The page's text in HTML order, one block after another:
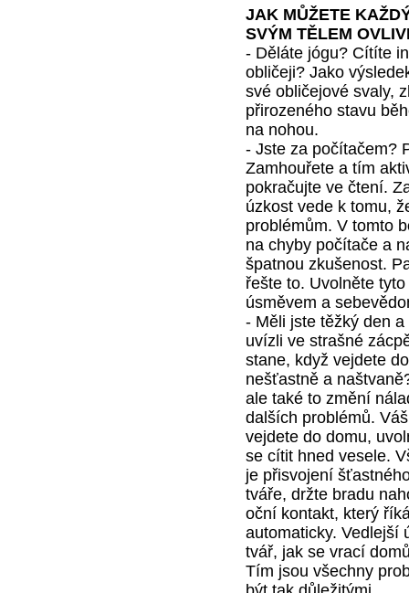
JAK MŮŽETE
SVÝM TĚLEM
- Děláte jógu? Cítíte
obličeji? Jako
své obličejové svaly,
přirozeného stavu
na nohou.
- Jste za počítačem?
Zamhouřete a tím
pokračujte ve čtení.
úzkost vede k tomu,
problémům. V tomto
na chyby počítače a
špatnou zkušenost.
řešte to. Uvolněte
úsměvem a
- Měli jste těžký den
uvízli ve strašné
stane, když vejdete
nešťastně a
ale také to změní
dalších problémů.
vejdete do domu,
se cítit hned vesele.
je přisvojení
tváře, držte bradu
oční kontakt, který
automaticky. Vedlejší
tvář, jak se vrací
Tím jsou všechny